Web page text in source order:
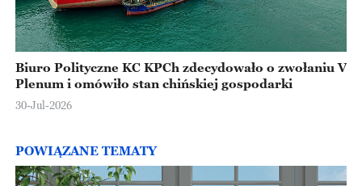
Biuro Polityczne KC KPCh zdecydowało o zwołaniu V
Plenum i omówiło stan chińskiej gospodarki
30-Jul-2026
POWIĄZANE TEMATY